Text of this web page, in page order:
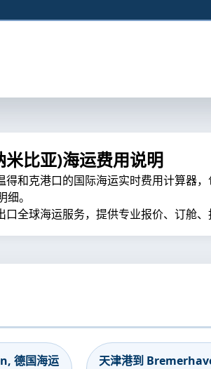
比亚)海运费用说明
和克港口的国际海运实时费用计算器
。
全球海运服务，提供专业报价、订舱
德国海运
天津港到